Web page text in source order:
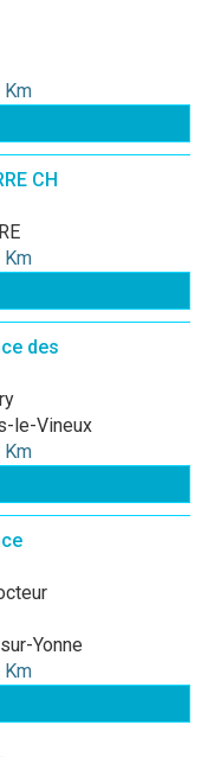
Km
CH
Km
des
le-Vineux
Km
Yonne
Km